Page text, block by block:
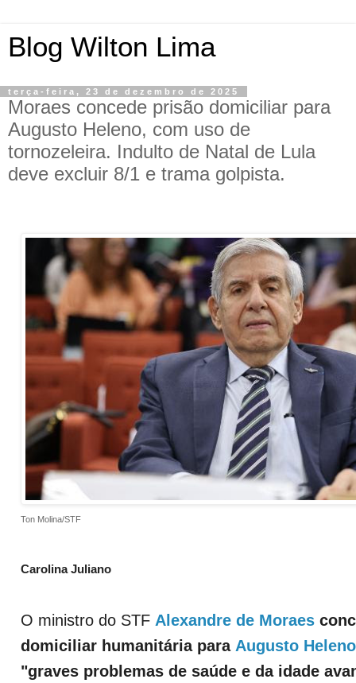
Blog Wilton Lima
terça-feira, 23 de dezembro de 2025
Moraes concede prisão domiciliar para
Augusto Heleno, com uso de
tornozeleira. Indulto de Natal de Lula
deve excluir 8/1 e trama golpista.
Ton Molina/STF
Carolina Juliano
O ministro do STF Alexandre de Moraes
domiciliar humanitária para Augusto Heleno
"graves problemas de saúde e da idade